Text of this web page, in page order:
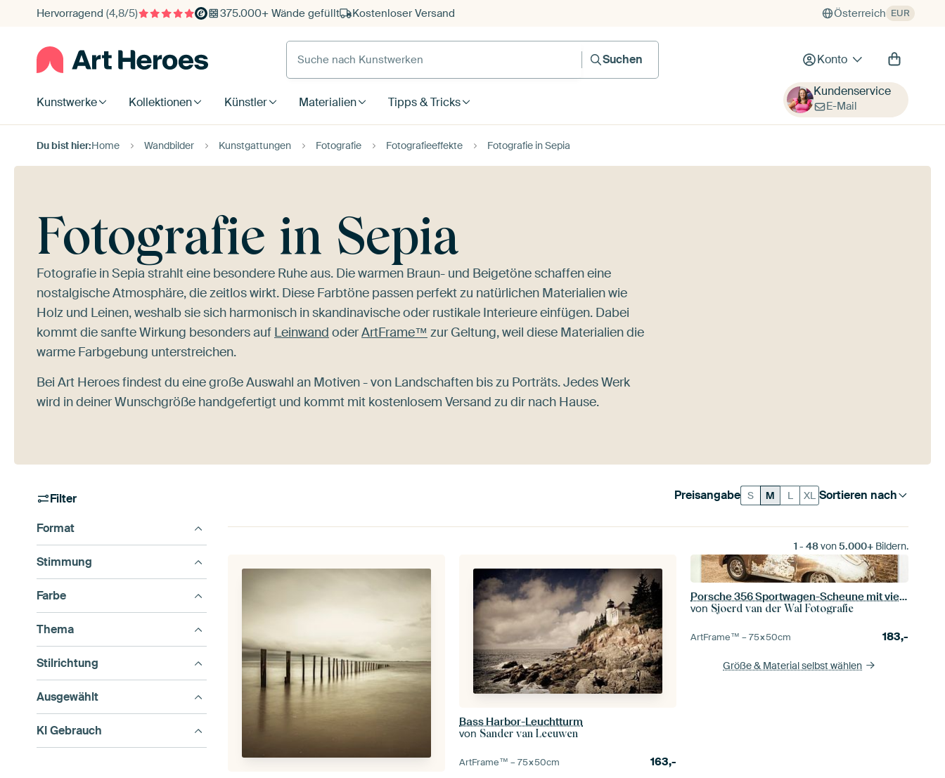
Hervorragend (4,8/5) 375.000+ Wände gefüllt Kostenloser Versand Österreich EUR
Suche nach Kunstwerken
Suchen
Konto
Kunstwerke Kollektionen Künstler Materialien Tipps & Tricks
Kundenservice
E-Mail
Du bist hier:Home Wandbilder Kunstgattungen Fotografie Fotografieeffekte Fotografie in Sepia
Fotografie in Sepia
Fotografie in Sepia strahlt eine besondere Ruhe aus. Die warmen Braun- und Beigetöne schaffen eine
nostalgische Atmosphäre, die zeitlos wirkt. Diese Farbtöne passen perfekt zu natürlichen Materialien wie
Holz und Leinen, weshalb sie sich harmonisch in skandinavische oder rustikale Interieure einfügen. Dabei
kommt die sanfte Wirkung besonders auf Leinwand oderArtFrame™ zur Geltung, weil diese Materialien die
warme Farbgebung unterstreichen.
Bei Art Heroes findest du eine große Auswahl an Motiven - von Landschaften bis zu Porträts. Jedes Werk
wird in deiner Wunschgröße handgefertigt und kommt mit kostenlosem Versand zu dir nach Hause.
Filter
Format
Stimmung
Farbe
Thema
Stilrichtung
Ausgewählt
KI Gebrauch
Sortieren nach
Preisangabe S M L XL
1 - 48von5.000+Bildern.
Bass Harbor-Leuchtturm
von Sander van Leeuwen
ArtFrame™ –75×50cm 163,-
Porsche 356 Sportwagen-Scheune mit viel Patina gefunden
von Sjoerd van der Wal Fotografie
ArtFrame™ –75×50cm 183,-
Größe & Material selbst wählen